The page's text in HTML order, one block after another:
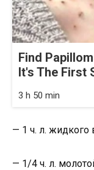
Find
It's The First
3 h 50 min
— 1 ч. л. жидкого
— 1/4 ч. л.